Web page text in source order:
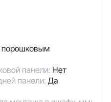
панели: Нет
панели: Да